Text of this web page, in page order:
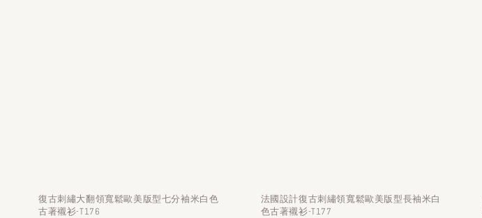
復古刺繡大翻領寬鬆歐美版型七分袖米白色
古著襯衫-T176
法國設計復古刺繡領寬鬆歐美版型長袖米白
色古著襯衫-T177